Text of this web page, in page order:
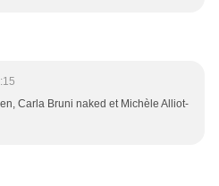
Carla Bruni naked et Michèle Alliot-